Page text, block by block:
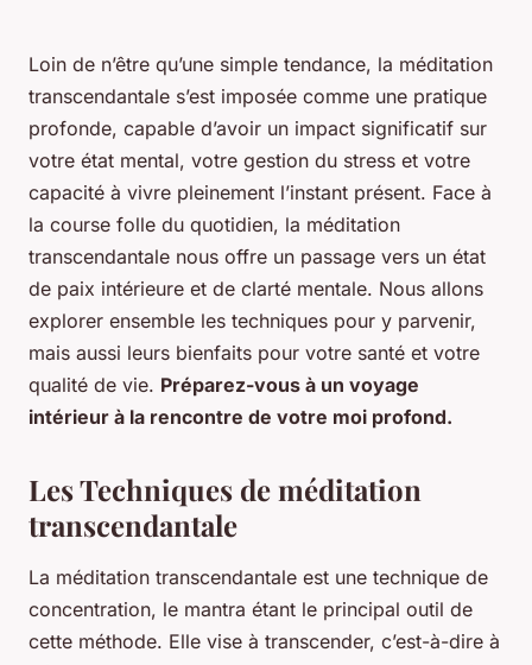
Loin de n’être qu’une simple tendance, la méditation
transcendantale s’est imposée comme une pratique
profonde, capable d’avoir un impact significatif sur
votre état mental, votre gestion du stress et votre
capacité à vivre pleinement l’instant présent. Face à
la course folle du quotidien, la méditation
transcendantale nous offre un passage vers un état
de paix intérieure et de clarté mentale. Nous allons
explorer ensemble les techniques pour y parvenir,
mais aussi leurs bienfaits pour votre santé et votre
qualité de vie. Préparez-vous à un voyage
intérieur à la rencontre de votre moi profond.
Les Techniques de méditation
transcendantale
La méditation transcendantale est une technique de
concentration, le mantra étant le principal outil de
cette méthode. Elle vise à transcender, c’est-à-dire à